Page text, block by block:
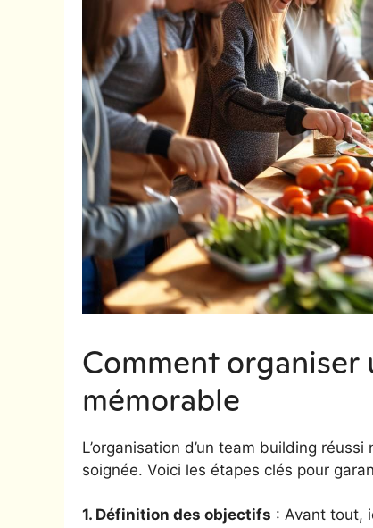
Comment
mémorable
L’organisation d’un team building réussi
soignée. Voici les étapes clés pour
1. Définition des objectifs : Avant tout,